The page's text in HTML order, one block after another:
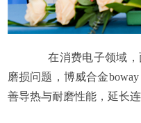
在消费电子领域
磨损问题，博威合金boway
善导热与耐磨性能，延长连